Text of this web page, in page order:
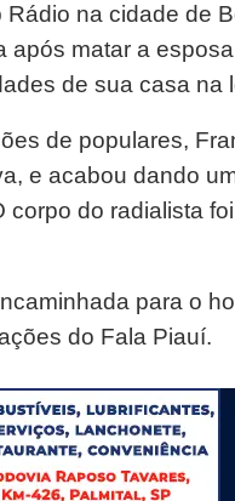
Rádio na cidade de
após matar a
de sua casa
de populares,
e acabou dando
corpo do radialista
para o
do Fala Piauí.